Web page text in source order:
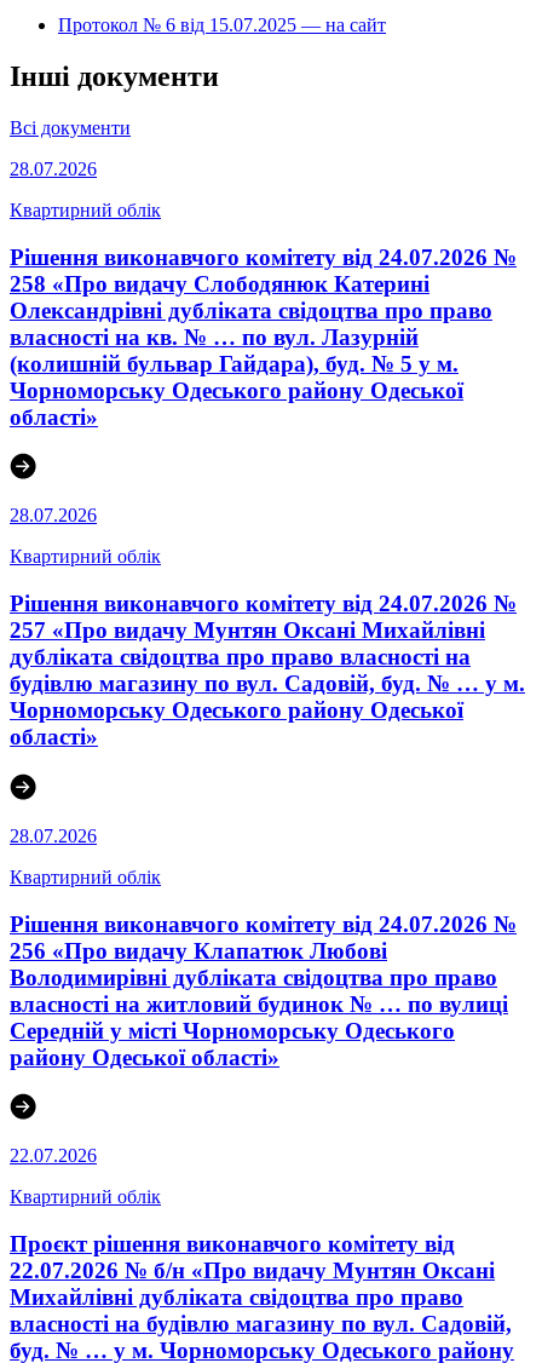
Протокол № 6 від 15.07.2025 — на сайт
Інші документи
Всі документи
28.07.2026
Квартирний облік
Рішення виконавчого комітету від 24.07.2026 №
258 «Про видачу Слободянюк Катерині
Олександрівні дубліката свідоцтва про право
власності на кв. № … по вул. Лазурній
(колишній бульвар Гайдара), буд. № 5 у м.
Чорноморську Одеського району Одеської
області»
28.07.2026
Квартирний облік
Рішення виконавчого комітету від 24.07.2026 №
257 «Про видачу Мунтян Оксані Михайлівні
дубліката свідоцтва про право власності на
будівлю магазину по вул. Садовій, буд. № … у м.
Чорноморську Одеського району Одеської
області»
28.07.2026
Квартирний облік
Рішення виконавчого комітету від 24.07.2026 №
256 «Про видачу Клапатюк Любові
Володимирівні дубліката свідоцтва про право
власності на житловий будинок № … по вулиці
Середній у місті Чорноморську Одеського
району Одеської області»
22.07.2026
Квартирний облік
Проєкт рішення виконавчого комітету від
22.07.2026 № б/н «Про видачу Мунтян Оксані
Михайлівні дубліката свідоцтва про право
власності на будівлю магазину по вул. Садовій,
буд. № … у м. Чорноморську Одеського району